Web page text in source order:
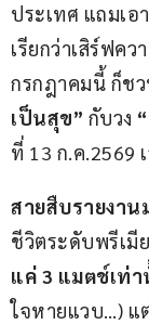
ประเทศ แถมเอ
เรียกว่าเสิร์ฟค
กรกฎาคมนี้ ก็ช
เป็นสุข” กับวง
ที่ 13 ก.ค.2569
สายสืบรายงาน
ชีวิตระดับพรีเมี
แค่ 3 แมตช์เท่
ใจหายแวบ…) แ